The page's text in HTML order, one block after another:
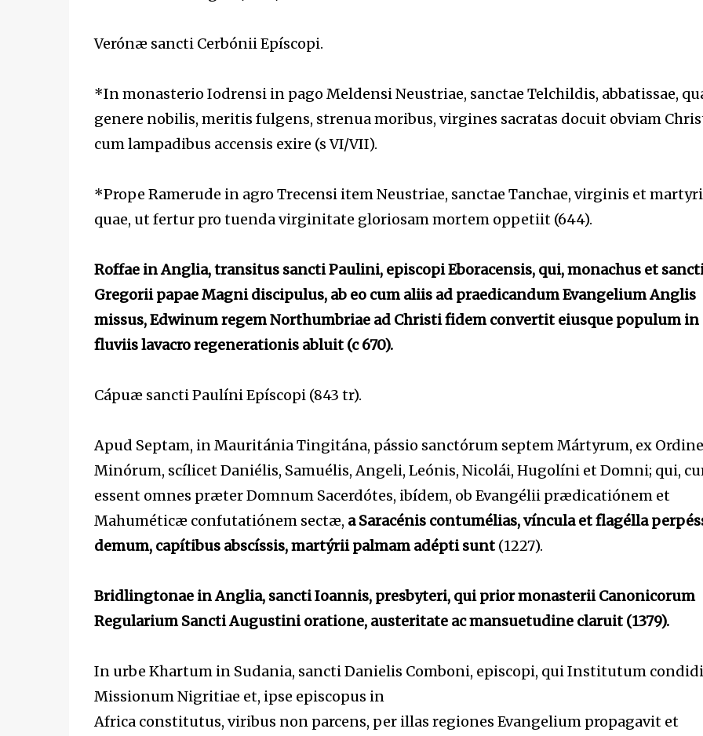
Verónæ sancti Cerbónii Epíscopi.
*In monasterio Iodrensi in pago Meldensi Neustriae, sanctae Telchildis, abbatissae,
genere nobilis, meritis fulgens, strenua moribus, virgines sacratas docuit obviam
cum lampadibus accensis exire (s VI/VII).
*Prope Ramerude in agro Trecensi item Neustriae, sanctae Tanchae, virginis et
quae, ut fertur pro tuenda virginitate gloriosam mortem oppetiit (644).
Roffae in Anglia, transitus sancti Paulini, episcopi Eboracensis, qui, monachus et
Gregorii papae Magni discipulus, ab eo cumaliis ad praedicandum Evangelium Anglis
missus, Edwinum regemNorthumbriae ad Christi fidem convertit eiusque populum in
fluviislavacro regenerationis abluit (c 670).
Cápuæ sancti Paulíni Epíscopi (843 tr).
Apud Septam, in Mauritánia Tingitána, pássio sanctórum septem Mártyrum, ex Ordine
Minórum, scílicet Daniélis, Samuélis, Angeli, Leónis, Nicolái, Hugolíni et Domni; qui,
essent omnes præter Domnum Sacerdótes, ibídem, ob Evangélii prædicatiónem et
Mahuméticæ confutatiónem sectæ, a Saracénis contumélias, víncula et flagélla
demum, capítibus abscíssis, martýrii palmam adépti sunt(1227).
Bridlingtonae in Anglia, sancti Ioannis, presbyteri, qui prior monasterii Canonicorum
Regularium Sancti Augustini oratione, austeritate ac mansuetudine claruit (1379).
In urbe Khartum in Sudania, sancti Danielis Comboni, episcopi, qui Institutum
Missionum Nigritiae et, ipse episcopus in
Africa constitutus, viribus non parcens, per illas regiones Evangelium propagavit et